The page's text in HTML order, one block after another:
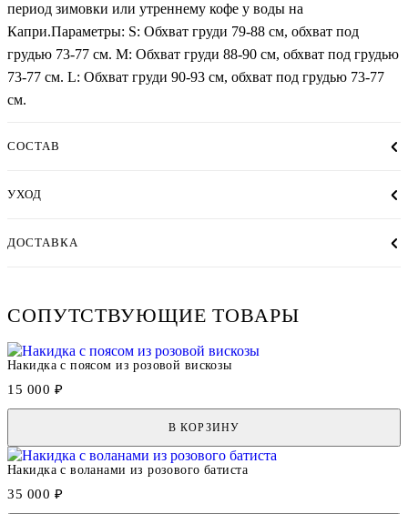
период зимовки или утреннему кофе у воды на
Капри.Параметры: S: Обхват груди 79-88 см, обхват под
грудью 73-77 см. М: Обхват груди 88-90 см, обхват под грудью
73-77 см. L: Обхват груди 90-93 см, обхват под грудью 73-77
см.
СОСТАВ
УХОД
ДОСТАВКА
СОПУТСТВУЮЩИЕ ТОВАРЫ
Накидка с поясом из розовой вискозы
15 000 ₽
В КОРЗИНУ
Накидка с воланами из розового батиста
35 000 ₽